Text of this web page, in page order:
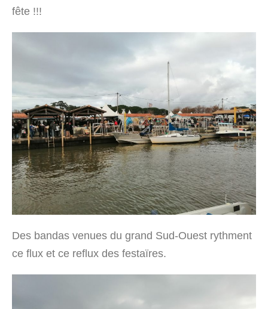
fête !!!
Des bandas venues du grand Sud-Ouest rythment
ce flux et ce reflux des festaïres.